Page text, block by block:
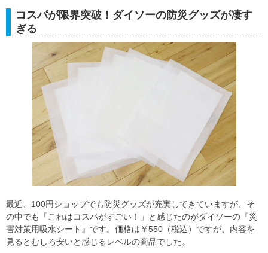
コスパが限界突破！ダイソーの防災グッズが凄す
ぎる
最近、100円ショップでも防災グッズが充実してきていますが、そ
の中でも「これはコスパがすごい！」と感じたのがダイソーの『災
害対策用吸水シート』です。価格は￥550（税込）ですが、内容を
見るとむしろ安いと感じるレベルの商品でした。